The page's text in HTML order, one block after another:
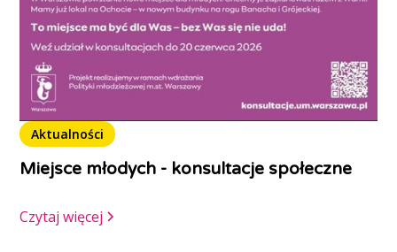
Aktualności
Miejsce młodych - konsultacje społeczne
Czytaj więcej